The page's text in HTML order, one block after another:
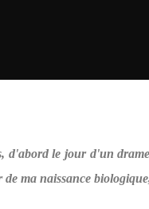
d'abord le jour d'un
ma naissance